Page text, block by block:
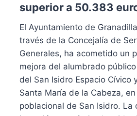
superior a 50.383
El Ayuntamiento de
través de la Concejalía de
Generales, ha acometido un
mejora del alumbrado
del San Isidro Espacio Cívico
Santa María de la Cabeza,
poblacional de San Isidro. La